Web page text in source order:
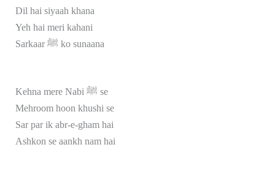
Dil hai siyaah khana
Yeh hai meri kahani
Sarkaar ﷺ ko sunaana
Kehna mere Nabi ﷺ se
Mehroom hoon khushi se
Sar par ik abr-e-gham hai
Ashkon se aankh nam hai